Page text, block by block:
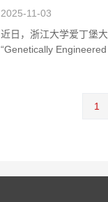
2025-11-03
近日，浙江大学爱丁堡
“Genetically
1